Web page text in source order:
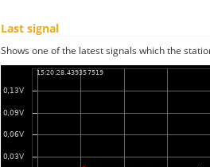
Last signal
Shows one of the latest signals which the